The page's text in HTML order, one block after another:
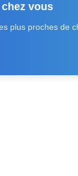
vous
plus proches de